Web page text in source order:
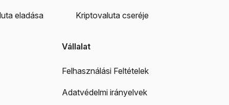
eladása Kriptovaluta cseréje
Vállalat
Felhasználási Feltételek
Adatvédelmi irányelvek